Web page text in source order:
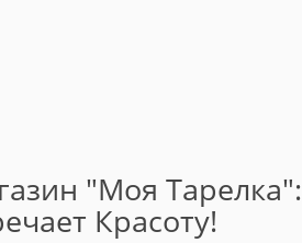
"Моя Тарелка":
Красоту!